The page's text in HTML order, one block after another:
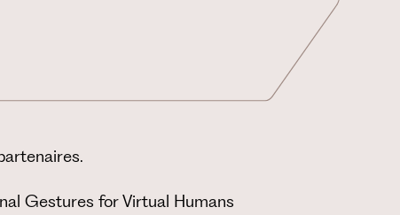
Gestures for Virtual Humans